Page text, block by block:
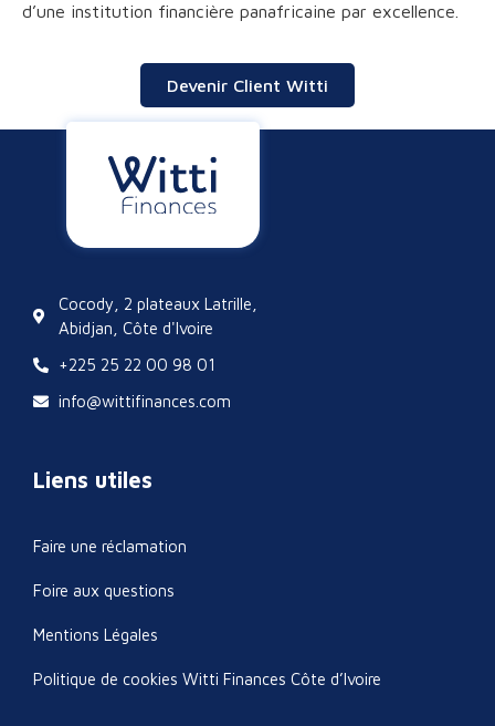
d’une institution financière panafricaine par excellence.
Devenir Client Witti
Cocody, 2 plateaux Latrille,
Abidjan, Côte d'Ivoire
+225 25 22 00 98 01
info@wittifinances.com
Liens utiles
Faire une réclamation
Foire aux questions
Mentions Légales
Politique de cookies Witti Finances Côte d’Ivoire